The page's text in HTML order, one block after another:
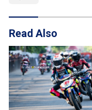
Read Also